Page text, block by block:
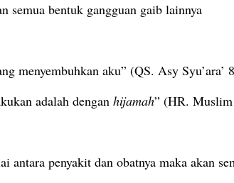
semua bentuk gangguan gaib lainnya
menyembuhkan aku” (QS. Asy Syu’ara’
adalah dengan hijamah” (HR.
antara penyakit dan obatnya maka